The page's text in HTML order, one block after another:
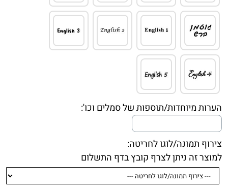
הערות מיוחדות/תוספות של סמלים וכו':
צירוף תמונה/לוגו לחריטה:
למוצר זה ניתן לצרף קובץ בדף התשלום